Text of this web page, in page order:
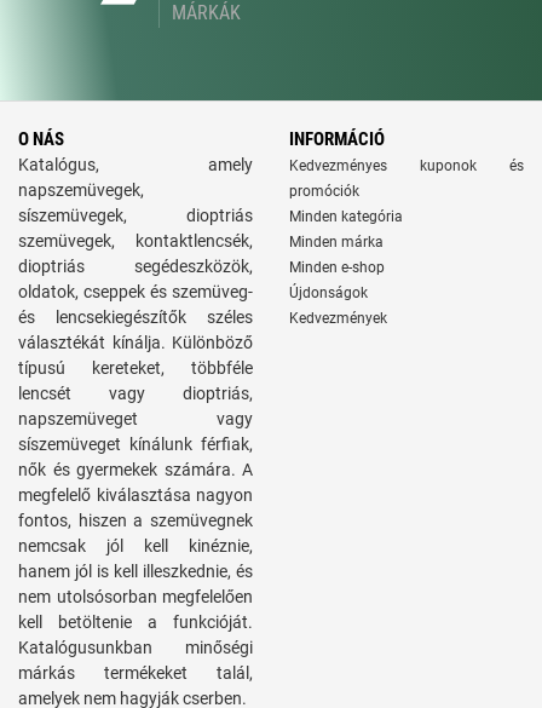
MÁRKÁK
O NÁS
Katalógus, amely
napszemüvegek,
síszemüvegek, dioptriás
szemüvegek, kontaktlencsék,
dioptriás segédeszközök,
oldatok, cseppek és szemüveg-
és lencsekiegészítők széles
választékát kínálja. Különböző
típusú kereteket, többféle
lencsét vagy dioptriás,
napszemüveget vagy
síszemüveget kínálunk férfiak,
nők és gyermekek számára. A
megfelelő kiválasztása nagyon
fontos, hiszen a szemüvegnek
nemcsak jól kell kinéznie,
hanem jól is kell illeszkednie, és
nem utolsósorban megfelelően
kell betöltenie a funkcióját.
Katalógusunkban minőségi
márkás termékeket talál,
amelyek nem hagyják cserben.
INFORMÁCIÓ
Kedvezményes kuponok és
promóciók
Minden kategória
Minden márka
Minden e-shop
Újdonságok
Kedvezmények